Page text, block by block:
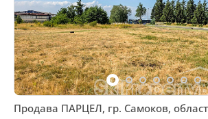
Продава ПАРЦЕЛ, гр. Самоков,